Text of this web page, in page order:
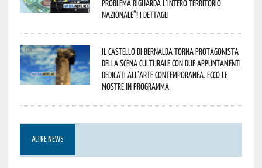
problema riguarda l’intero territorio
Nazionale”! I dettagli
Il Castello di Bernalda torna protagonista
della scena culturale con due appuntamenti
dedicati all’arte contemporanea. Ecco le
mostre in programma
ALTRE NEWS